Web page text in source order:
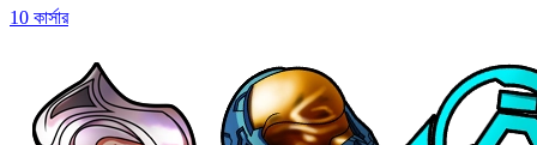
10 কার্সার